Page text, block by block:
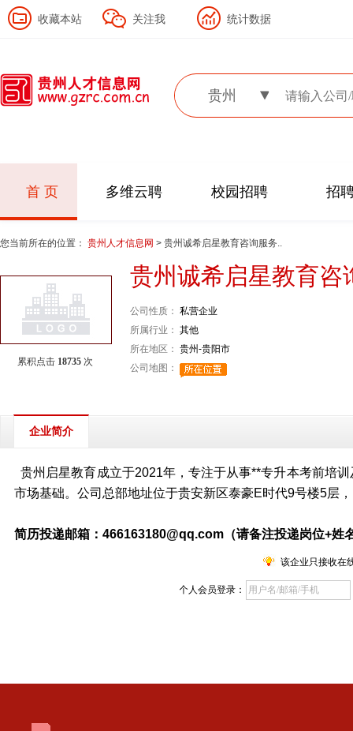
收藏本站 关注我 统计数据
贵州
首 页 多维云聘 校园招聘 招
您当前所在的位置： 贵州人才信息网 > 贵州诚希启星教育咨询服务..
累积点击 18735 次
贵州诚希启星教育咨
公司性质： 私营企业
所属行业： 其他
所在地区： 贵州-贵阳市
公司地图：
企业简介
贵州启星教育成立于2021年，专注于从事**专升本考前培
市场基础。公司总部地址位于贵安新区泰豪E时代9号楼5层
简历投递邮箱：466163180@qq.com（请备注投递岗位+姓
该企业只接收在
个人会员登录：